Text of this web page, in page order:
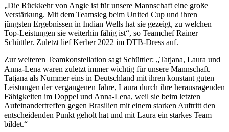
„Die Rückkehr von Angie ist für unsere Mannschaft eine große
Verstärkung. Mit dem Teamsieg beim United Cup und ihren
jüngsten Ergebnissen in Indian Wells hat sie gezeigt, zu welchen
Top-Leistungen sie weiterhin fähig ist“, so Teamchef Rainer
Schüttler. Zuletzt lief Kerber 2022 im DTB-Dress auf.
Zur weiteren Teamkonstellation sagt Schüttler: „Tatjana, Laura und
Anna-Lena waren zuletzt immer wichtig für unsere Mannschaft.
Tatjana als Nummer eins in Deutschland mit ihren konstant guten
Leistungen der vergangenen Jahre, Laura durch ihre herausragenden
Fähigkeiten im Doppel und Anna-Lena, weil sie beim letzten
Aufeinandertreffen gegen Brasilien mit einem starken Auftritt den
entscheidenden Punkt geholt hat und mit Laura ein starkes Team
bildet.“